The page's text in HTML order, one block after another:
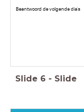
Beantwoord de volgende dia's
Slide 6 - Slide